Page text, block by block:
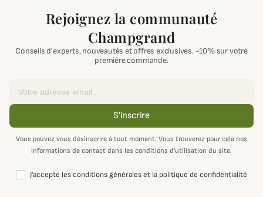
Rejoignez la communauté
Champgrand
Conseils d'experts, nouveautés et offres exclusives. -10% sur votre
première commande.
S'inscrire
Vous pouvez vous désinscrire à tout moment. Vous trouverez pour cela nos
informations de contact dans les conditions d'utilisation du site.
J'accepte les conditions générales et la politique de confidentialité